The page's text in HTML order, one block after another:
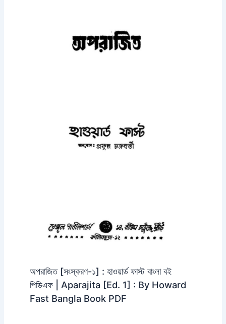
অপরাজিত [সংস্করণ-১] : হাওয়ার্ড ফাস্ট বাংলা বই
পিডিএফ | Aparajita [Ed. 1] : By Howard
Fast Bangla Book PDF